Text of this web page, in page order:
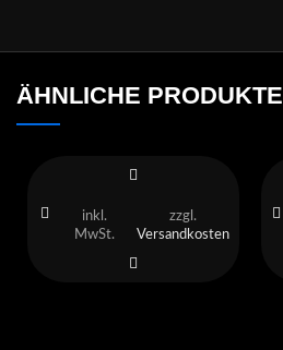
ÄHNLICHE PRODUKTE
inkl.
MwSt.
zzgl.
Versandkosten